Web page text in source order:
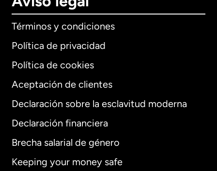
Términos y condiciones
Política de privacidad
Política de cookies
Aceptación de clientes
Declaración sobre la esclavitud moderna
Declaración financiera
Brecha salarial de género
Keeping your money safe
Internacional English
Alemania